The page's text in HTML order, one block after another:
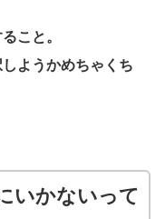
こと。
ようかめちゃくち
いかないって